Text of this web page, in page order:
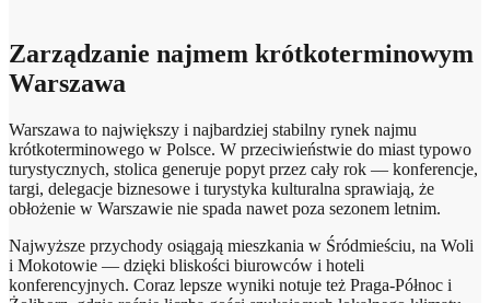
Zarządzanie najmem krótkoterminowym
Warszawa
Warszawa to największy i najbardziej stabilny rynek najmu
krótkoterminowego w Polsce. W przeciwieństwie do miast typowo
turystycznych, stolica generuje popyt przez cały rok — konferencje,
targi, delegacje biznesowe i turystyka kulturalna sprawiają, że
obłożenie w Warszawie nie spada nawet poza sezonem letnim.
Najwyższe przychody osiągają mieszkania w Śródmieściu, na Woli
i Mokotowie — dzięki bliskości biurowców i hoteli
konferencyjnych. Coraz lepsze wyniki notuje też Praga-Północ i